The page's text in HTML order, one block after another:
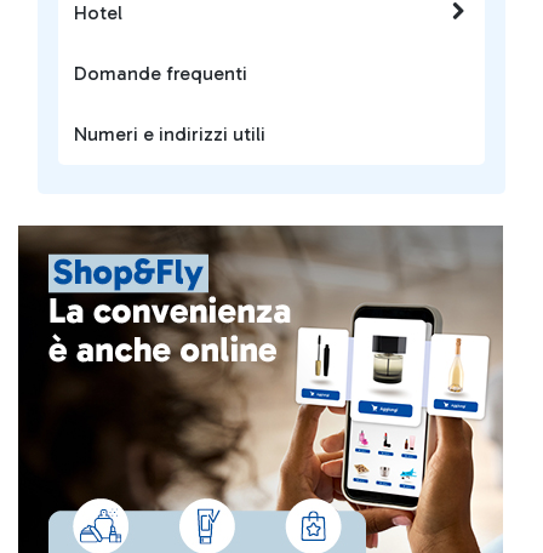
Hotel
Domande frequenti
Numeri e indirizzi utili